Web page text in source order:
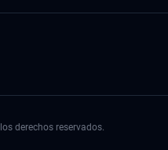
derechos reservados.